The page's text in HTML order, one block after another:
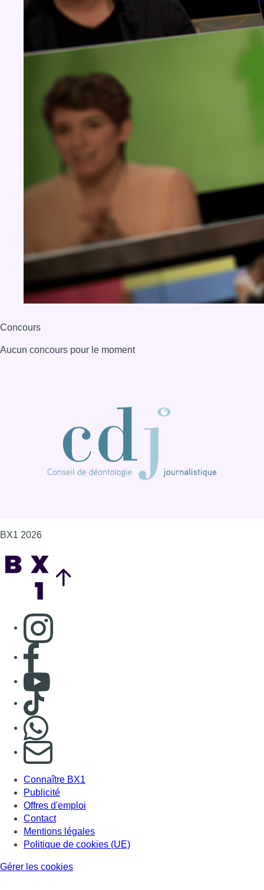
Concours
Aucun concours pour le moment
BX1 2026
Consulter page Instagram
Consulter page Facebook
Consulter Youtube
Consulter TikTok
S'abonner à notre newsletter
Connaître BX1
Publicité
Offres d'emploi
Contact
Mentions légales
Politique de cookies (UE)
Gérer les cookies